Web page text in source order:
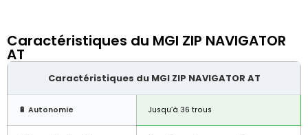
Caractéristiques du MGI ZIP NAVIGATOR
AT
Caractéristiques du MGI ZIP NAVIGATOR AT
🔋 Autonomie Jusqu’à 36 trous